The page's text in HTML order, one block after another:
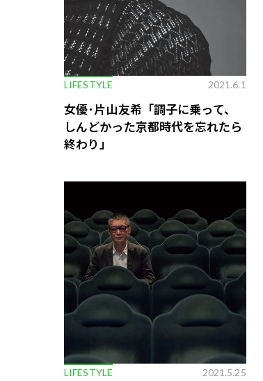
LIFESTYLE 2021.6.1
女優･片山友希「調子に乗って、
しんどかった京都時代を忘れたら
終わり」
LIFESTYLE 2021.5.25